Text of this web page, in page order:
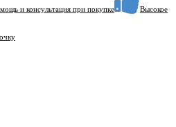
и консультация при покупке Высокое